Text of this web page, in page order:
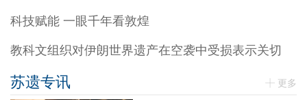
科技赋能 一眼千年看敦煌
教科文组织对伊朗世界遗产在空袭中受损表示关切
苏遗专讯 更多